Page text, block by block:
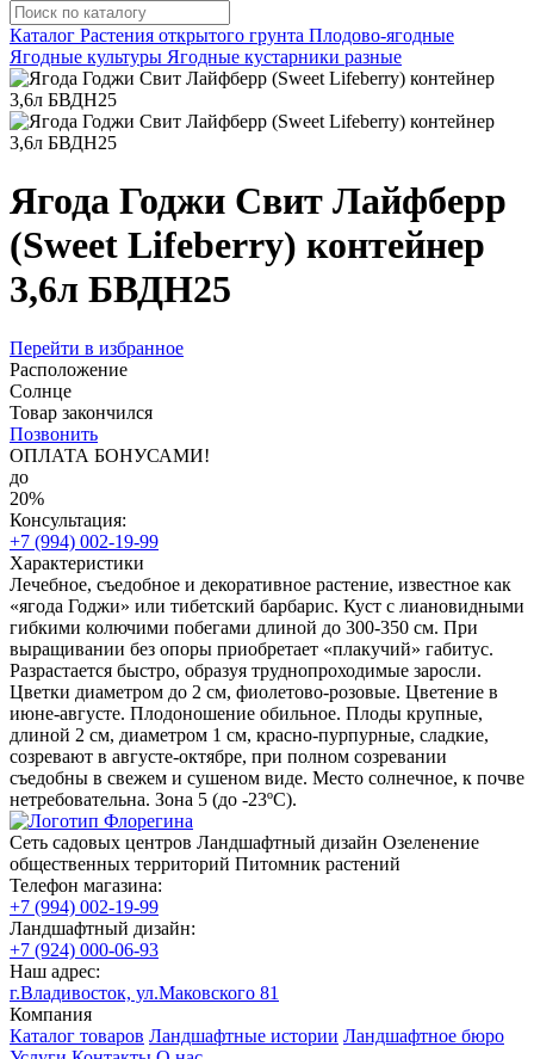
Каталог Растения открытого грунта Плодово-ягодные
Ягодные культуры Ягодные кустарники разные
Ягода Годжи Свит Лайфберр
(Sweet Lifeberry) контейнер
3,6л БВДН25
Перейти в избранное
Расположение
Солнце
Товар закончился
Позвонить
ОПЛАТА БОНУСАМИ!
до
20%
Консультация:
+7 (994) 002-19-99
Характеристики
Лечебное, съедобное и декоративное растение, известное как
«ягода Годжи» или тибетский барбарис. Куст с лиановидными
гибкими колючими побегами длиной до 300-350 см. При
выращивании без опоры приобретает «плакучий» габитус.
Разрастается быстро, образуя труднопроходимые заросли.
Цветки диаметром до 2 см, фиолетово-розовые. Цветение в
июне-августе. Плодоношение обильное. Плоды крупные,
длиной 2 см, диаметром 1 см, красно-пурпурные, сладкие,
созревают в августе-октябре, при полном созревании
съедобны в свежем и сушеном виде. Место солнечное, к почве
нетребовательна. Зона 5 (до -23ºС).
Сеть садовых центров Ландшафтный дизайн Озеленение
общественных территорий Питомник растений
Телефон магазина:
+7 (994) 002-19-99
Ландшафтный дизайн:
+7 (924) 000-06-93
Наш адрес:
г.Владивосток, ул.Маковского 81
Компания
Каталог товаров Ландшафтные истории Ландшафтное бюро